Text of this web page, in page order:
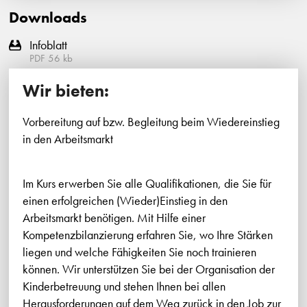
Downloads
Infoblatt
PDF 56 kb
Wir bieten:
Vorbereitung auf bzw. Begleitung beim Wiedereinstieg
in den Arbeitsmarkt
Im Kurs erwerben Sie alle Qualifikationen, die Sie für
einen erfolgreichen (Wieder)Einstieg in den
Arbeitsmarkt benötigen. Mit Hilfe einer
Kompetenzbilanzierung erfahren Sie, wo Ihre Stärken
liegen und welche Fähigkeiten Sie noch trainieren
können. Wir unterstützen Sie bei der Organisation der
Kinderbetreuung und stehen Ihnen bei allen
Herausforderungen auf dem Weg zurück in den Job zur